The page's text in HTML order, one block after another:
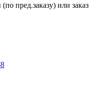
пред.заказу) или заказ